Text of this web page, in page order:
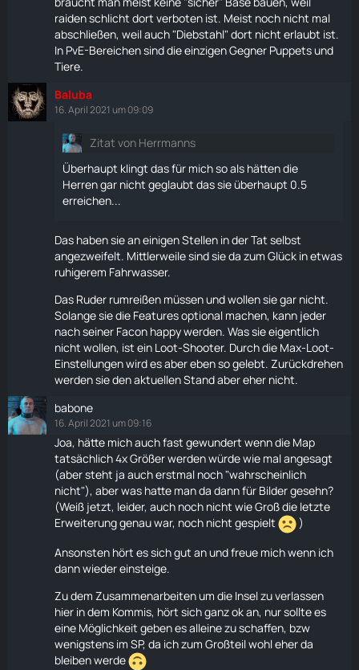
spielen, wenn er die Aussicht hat eine sichere Base
zu bauen.
Wenn dann ein PvP Spieler kommt und mit einem
Kampfhelikopter dann die Base zum Parkplatz
umbaut ist das natürlich
für den PvE Spieler eine bittere Pille. Da sollten sie
einen Panikraum ermöglichen. Der muss nicht groß
sein,
aber es sollten zwei oder drei Schränke drin Platz
haben. So das nicht mehrere zig 100 Spielstunden
mit einem Angriff zu Nichte gemacht werden können.
Das wäre schon mal die richtige Richtung. Zuzüglich
würde ich Kampfhubschrauber komplett weglassen.
Stattdessen würde ich Transporthubschrauber
einbinden. Das würde den kooperative Aspekt
wesentlich erhöhen.
So das man es gar nicht alleine von der Insel schaffen
kann. Sondern nur zusammen mit anderen. Dann
muss der PvP Spieler den PvE Spieler beschützen.
könnte man auf jeden Aspekt übertragen. Somit
würde das miteinander im Vordergrund stehen.
Weil man irgendwann an den Punkt kommt, wo man
Hilfe benötigt.
RP Spieler würde ich komplett in denHandelmit
einfließen lasen. Indem man Berufe erlernen kann.
nachträglich erhöhen mit der Absolvierung von
Ausbildungen in verschiedene Berufe.
Auch hier wird dann der kooperative Spielspaß im
Vordergrund stehen. Und Ausbilden kann nur wer den
Meister im Beruf hat.
Und für den Meister benötigt man wieder eine
raiden schlicht dort verboten ist. Meist noch nicht mal
abschließen, weil auch "Diebstahl" dort nicht erlaubt ist.
In PvE-Bereichen sind die einzigen Gegner Puppetsund
Tiere.
Baluba
16. April 2021 um 09:09
Zitat von Herrmanns
Überhaupt klingt das für mich so als hätten die
Herren gar nicht geglaubt das sie überhaupt 0.5
erreichen...
Das haben sie an einigen Stellen in der Tat selbst
angezweifelt. Mittlerweile sind sie da zum Glück in etwas
ruhigerem Fahrwasser.
Das Ruder rumreißen müssen und wollen sie gar nicht.
Solange sie die Features optional machen, kann jeder
nach seiner Facon happy werden. Was sie eigentlich
nicht wollen, ist ein Loot-Shooter. Durch die Max-Loot-
Einstellungen wird es aber eben so gelebt. Zurückdrehen
werden sie den aktuellen Stand aber eher nicht.
babone
16. April 2021 um 09:16
Joa, hätte mich auch fast gewundert wenn die Map
tatsächlich 4x Größer werden würde wie mal angesagt
(aber steht ja auch erstmal noch "wahrscheinlich
nicht"), aber was hatte man da dann für Bilder gesehn?
(Weiß jetzt, leider, auch noch nicht wie Groß die letzte
Erweiterung genau war, noch nicht gespielt
)
Ansonsten hört es sich gut an und freue mich wenn ich
dann wieder einsteige.
Zu dem Zusammenarbeiten um die Insel zu verlassen
hier in dem Kommis, hört sich ganz ok an, nur sollte es
eine Möglichkeit geben es alleine zu schaffen, bzw
wenigstens im SP, da ich zum Großteil wohl eher da
bleiben werde